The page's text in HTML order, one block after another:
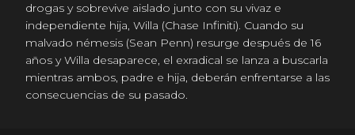
drogas y sobrevive aislado junto con su vivaz e
independiente hija, Willa (Chase Infiniti). Cuando su
malvado némesis (Sean Penn) resurge después de 16
años y Willa desaparece, el exradical se lanza a buscarla
mientras ambos, padre e hija, deberán enfrentarse a las
consecuencias de su pasado.